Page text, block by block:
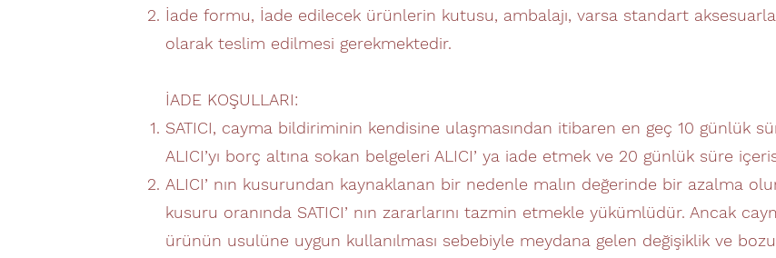
İade formu, İade edilecek ürünlerin kutusu, ambalajı, varsa standart
olarak teslim edilmesi gerekmektedir.
İADE KOŞULLARI:
SATICI, cayma bildiriminin kendisine ulaşmasından itibaren en geç 10 günlük
ALICI’yı borç altına sokan belgeleri ALICI’ ya iade etmek ve 20 günlük süre
ALICI’ nın kusurundan kaynaklanan bir nedenle malın değerinde bir azalma
kusuru oranında SATICI’ nın zararlarını tazmin etmekle yükümlüdür. Ancak
ürünün usulüne uygun kullanılması sebebiyle meydana gelen değişiklik ve